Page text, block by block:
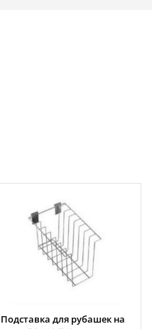
Подставка для рубашек на